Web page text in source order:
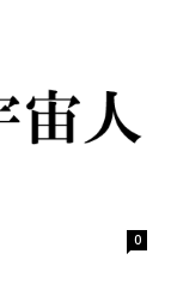
0